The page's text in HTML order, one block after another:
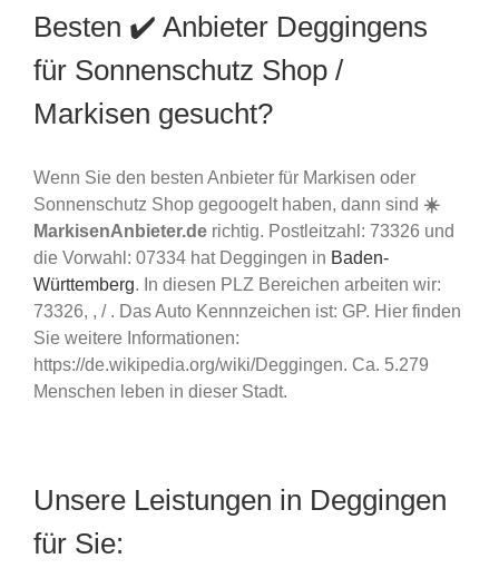
Besten ✔️ Anbieter Deggingens
für Sonnenschutz Shop /
Markisen gesucht?
Wenn Sie den besten Anbieter für Markisen oder
Sonnenschutz Shop gegoogelt haben, dann sind ☀️
MarkisenAnbieter.de richtig. Postleitzahl: 73326 und
die Vorwahl: 07334 hat Deggingen in Baden-
Württemberg. In diesen PLZ Bereichen arbeiten wir:
73326, , / . Das Auto Kennnzeichen ist: GP. Hier finden
Sie weitere Informationen:
https://de.wikipedia.org/wiki/Deggingen. Ca. 5.279
Menschen leben in dieser Stadt.
Unsere Leistungen in Deggingen
für Sie: